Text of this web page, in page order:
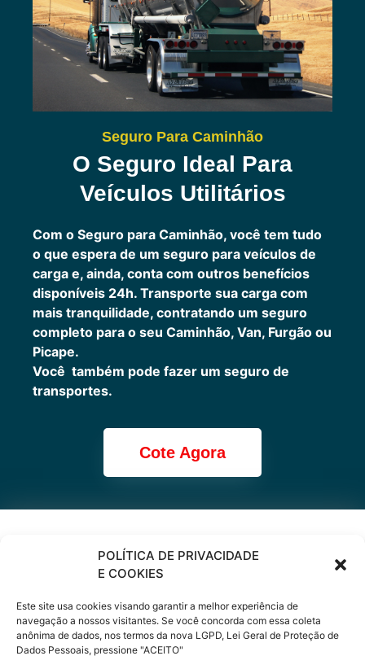
POLÍTICA DE PRIVACIDADE
E COOKIES
Este site usa cookies visando garantir a melhor experiência de
navegação a nossos visitantes. Se você concorda com essa coleta
anônima de dados, nos termos da nova LGPD, Lei Geral de Proteção de
Dados Pessoais, pressione "ACEITO"
Seguro Para Caminhão
O Seguro Ideal Para
Veículos Utilitários
Com o Seguro para Caminhão, você tem tudo
o que espera de um seguro para veículos de
carga e, ainda, conta com outros benefícios
disponíveis 24h. Transporte sua carga com
mais tranquilidade, contratando um seguro
completo para o seu Caminhão, Van, Furgão ou
Picape.
Você também pode fazer um seguro de
transportes.
Cote Agora
Cote online ou
peça via
WhatsApp